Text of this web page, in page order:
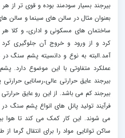
بیرجند بسیار سودمند بوده و قوی تر
بعنوان مثال در سالن های سینما و سالن
ساختمان های مسکونی و اداری، و کلا هر
کرد و از ورود و خروج آن جلوگیری
آمد.البته به نوع و دانسیته پشم سنگ در
عملکرد متفاوتی با این موضوع دارد.
بیرجند عایق حرارتی عالی،رسانایی
بیرجند کم می باشد. از این رو عایق
فرآیند تولید پانل های انواع پشم سنگ در
می شوند. این کار کمک می کند تا هوا
ساکن توانایی مواد را برای انتقال